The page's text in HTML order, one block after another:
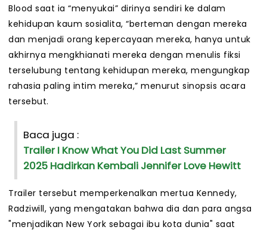
Blood saat ia “menyukai” dirinya sendiri ke dalam
kehidupan kaum sosialita, “berteman dengan mereka
dan menjadi orang kepercayaan mereka, hanya untuk
akhirnya mengkhianati mereka dengan menulis fiksi
terselubung tentang kehidupan mereka, mengungkap
rahasia paling intim mereka,” menurut sinopsis acara
tersebut.
Baca juga :
Trailer I Know What You Did Last Summer
2025 Hadirkan Kembali Jennifer Love Hewitt
Trailer tersebut memperkenalkan mertua Kennedy,
Radziwill, yang mengatakan bahwa dia dan para angsa
"menjadikan New York sebagai ibu kota dunia" saat